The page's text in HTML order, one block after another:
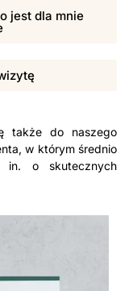
jest dla mnie
także do naszego
w którym średnio
o skutecznych